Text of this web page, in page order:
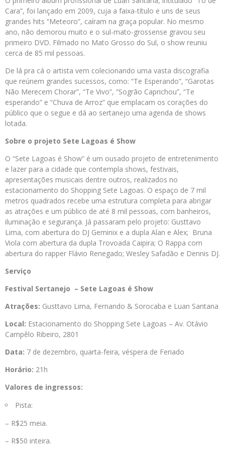
Cara”, foi lançado em 2009, cuja a faixa-título e uns de seus
grandes hits “Meteoro”, caíram na graça popular. No mesmo
ano, não demorou muito e o sul-mato-grossense gravou seu
primeiro DVD. Filmado no Mato Grosso do Sul, o show reuniu
cerca de 85 mil pessoas.
De lá pra cá o artista vem colecionando uma vasta discografia
que reúnem grandes sucessos, como: “Te Esperando”, “Garotas
Não Merecem Chorar”, “Te Vivo”, “Sogrão Caprichou”, “Te
esperando” e “Chuva de Arroz” que emplacam os corações do
público que o segue e dá ao sertanejo uma agenda de shows
lotada.
Sobre o projeto Sete Lagoas é Show
O “Sete Lagoas é Show” é um ousado projeto de entretenimento
e lazer para a cidade que contempla shows, festivais,
apresentações musicais dentre outros, realizados no
estacionamento do Shopping Sete Lagoas. O espaço de 7 mil
metros quadrados recebe uma estrutura completa para abrigar
as atrações e um público de até 8 mil pessoas, com banheiros,
iluminação e segurança. Já passaram pelo projeto: Gusttavo
Lima, com abertura do DJ Geminix e a dupla Alan e Alex; Bruna
Viola com abertura da dupla Trovoada Caipira; O Rappa com
abertura do rapper Flávio Renegado; Wesley Safadão e Dennis DJ.
Serviço
Festival Sertanejo – Sete Lagoas é Show
Atrações: Gusttavo Lima, Fernando & Sorocaba e Luan Santana
Local: Estacionamento do Shopping Sete Lagoas – Av. Otávio
Campêlo Ribeiro, 2801
Data: 7 de dezembro, quarta-feira, véspera de Feriado
Horário: 21h
Valores de ingressos:
Pista:
– R$25 meia.
– R$50 inteira.